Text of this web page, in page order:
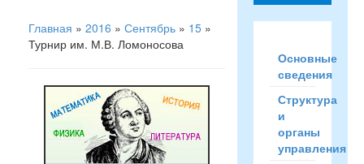
Главная » 2016 » Сентябрь » 15 »
Турнир им. М.В. Ломоносова
Основные
сведения
Структура
и
органы
управления